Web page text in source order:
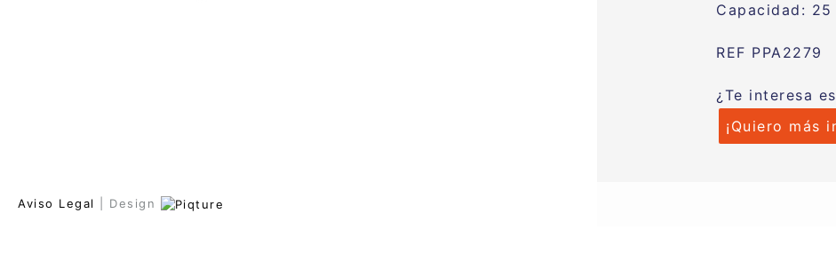
Capacidad:
REF PPA2279
¿Te interesa
¡Quiero más
Aviso Legal | Design